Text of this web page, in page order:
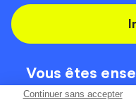
Continuer sans accepter
Vous êtes